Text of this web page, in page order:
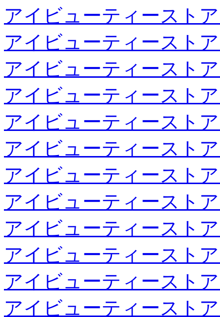
アイビューティースト
アイビューティースト
アイビューティースト
アイビューティースト
アイビューティースト
アイビューティースト
アイビューティースト
アイビューティースト
アイビューティースト
アイビューティースト
アイビューティースト
アイビューティースト